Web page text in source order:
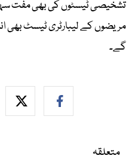
تشخیصی ٹیسٹوں کی بھی مفت
مریضوں کے لیبارٹری ٹیسٹ بھی
گے۔
متعلقہ